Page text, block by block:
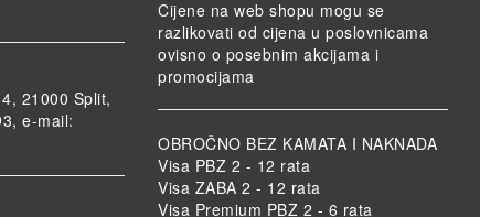
21000 Split,
e-mail:
Cijene na web shopu mogu se
razlikovati od cijena u poslovnicama
ovisno o posebnim akcijama i
promocijama
OBROČNO BEZ KAMATA I NAKNADA
Visa PBZ 2 - 12 rata
Visa ZABA 2 - 12 rata
Visa Premium PBZ 2 - 6 rata